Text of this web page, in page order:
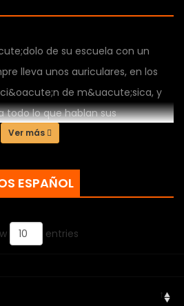
de su escuela con un
lleva unos auriculares, en los
de m&uacute;sica, y
todo lo que hablan sus
En especial las
&iexcl;Nadie puede
tan espeluznante que
Ver más
ESPAÑOL
entries